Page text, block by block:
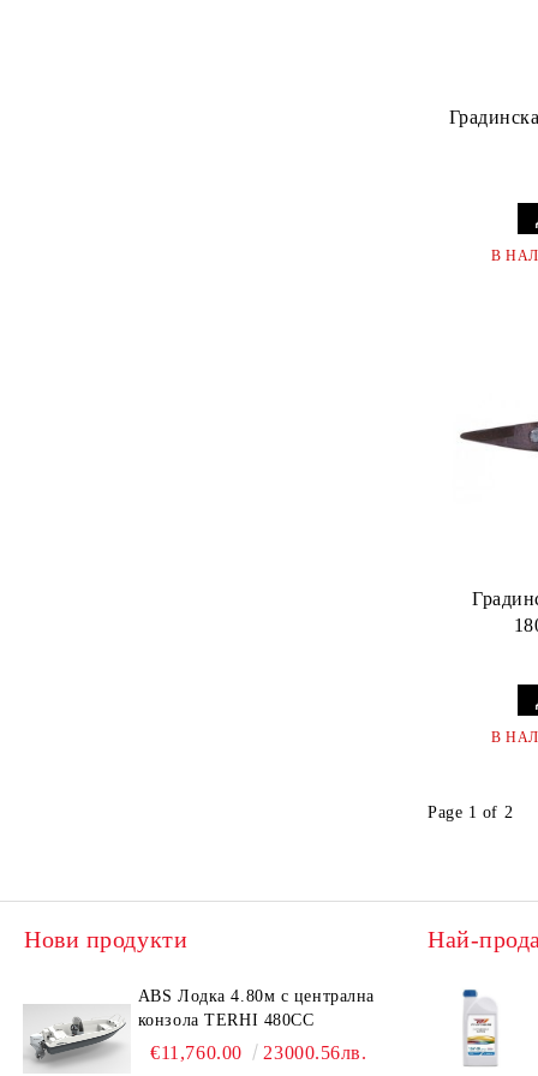
В
В
Page 1 of 2
Нови продукти
ABS Лодка 4.80м с централна
конзола TERHI 480CC
€11,760.00 23000.56лв.
Най-